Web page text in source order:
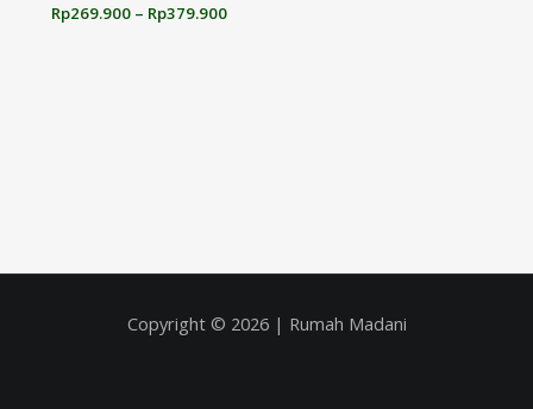
Rp269.900 – Rp379.900
Copyright © 2026 | Rumah Madani